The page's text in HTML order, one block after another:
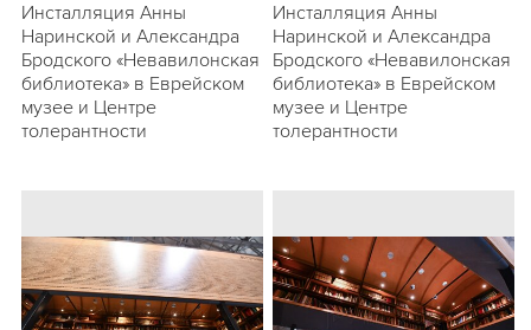
Инсталляция Анны
Наринской и Александра
Бродского «Невавилонская
библиотека» в Еврейском
музее и Центре
толерантности
Инсталляция Анны
Наринской и Александра
Бродского «Невавилонская
библиотека» в Еврейском
музее и Центре
толерантности